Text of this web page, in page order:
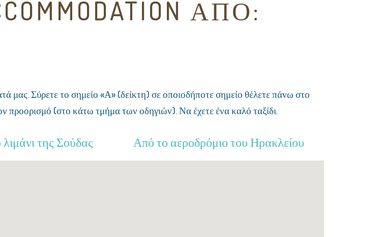
ΑΠΌ:
μας. Σύρετε το σημείο «Α» (δείκτη) σε οποιοδήποτε σημείο θέλετε πάνω στο
προορισμό (στο κάτω τμήμα των οδηγιών). Να έχετε ένα καλό ταξίδι.
της Σούδας Από το αεροδρόμιο του Ηρακλείου